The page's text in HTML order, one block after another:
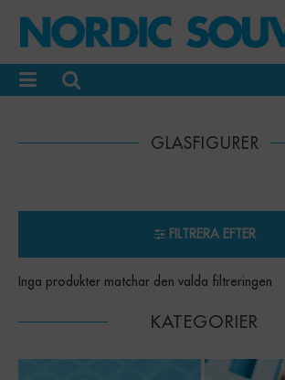
GLASFIGURER
FILTRERA EFTER
Inga produkter matchar den valda filtreringen
KATEGORIER